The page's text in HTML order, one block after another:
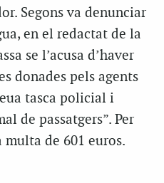
Segons va denunciar
en el redactat de la
se l’acusa d’haver
donades pels agents
tasca policial i
de passatgers”. Per
de 601 euros.